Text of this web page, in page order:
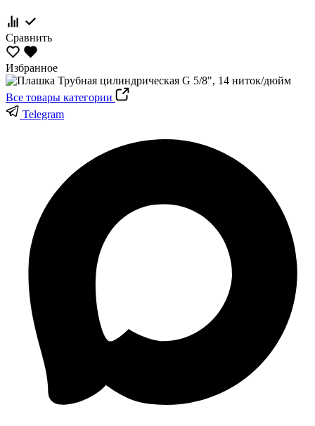
Сравнить
Избранное
Все товары категории
Telegram